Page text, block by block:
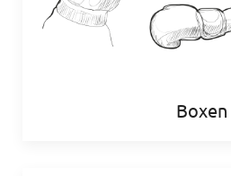
Boxen